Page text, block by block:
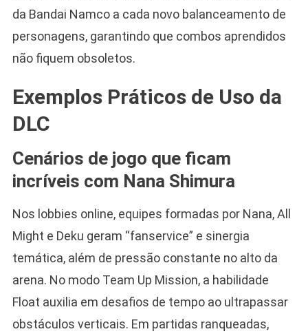
da Bandai Namco a cada novo balanceamento de
personagens, garantindo que combos aprendidos
não fiquem obsoletos.
Exemplos Práticos de Uso da
DLC
Cenários de jogo que ficam
incríveis com Nana Shimura
Nos lobbies online, equipes formadas por Nana, All
Might e Deku geram “fanservice” e sinergia
temática, além de pressão constante no alto da
arena. No modo Team Up Mission, a habilidade
Float auxilia em desafios de tempo ao ultrapassar
obstáculos verticais. Em partidas ranqueadas,